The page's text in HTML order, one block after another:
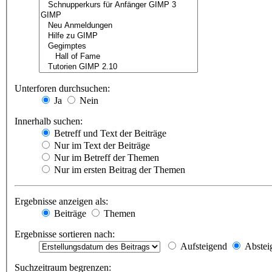
Unterforen durchsuchen:
Ja
Nein
Innerhalb suchen:
Betreff und Text der Beiträge
Nur im Text der Beiträge
Nur im Betreff der Themen
Nur im ersten Beitrag der Themen
Ergebnisse anzeigen als:
Beiträge
Themen
Ergebnisse sortieren nach:
Aufsteigend
Suchzeitraum begrenzen: